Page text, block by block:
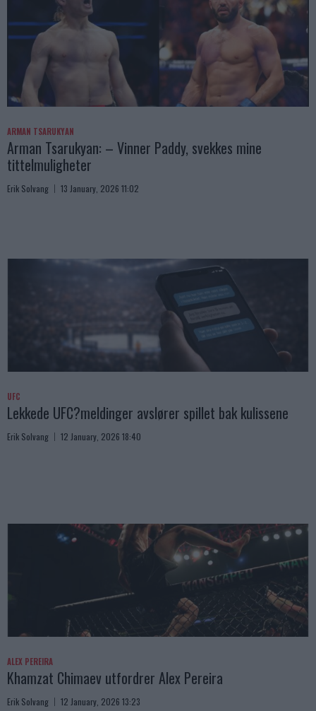
ARMAN TSARUKYAN
Arman Tsarukyan: – Vinner Paddy, svekkes mine
tittelmuligheter
Erik Solvang 13 January, 2026 11:02
UFC
Lekkede UFC?meldinger avslører spillet bak kulissene
Erik Solvang 12 January, 2026 18:40
ALEX PEREIRA
Khamzat Chimaev utfordrer Alex Pereira
Erik Solvang 12 January, 2026 13:23